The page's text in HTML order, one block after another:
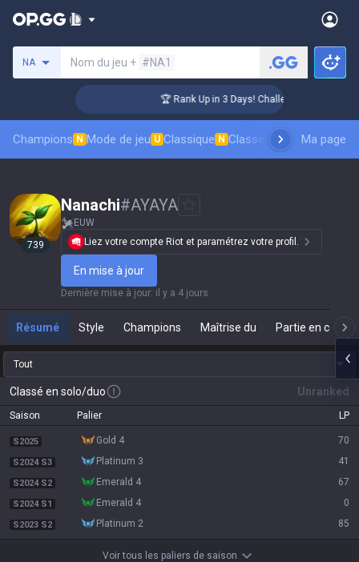
NA Nom du jeu + #NA1
🏆 Rank Up in 3 Days! Challenger Coaching
Champions N Mode de jeu U Classique N Classement des skins
Ma page
739
Nanachi#AYAYA
EUW
Liez votre compte Riot et paramétrez votre profil.
En mise à jour
Dernière mise à jour: il y a 4 jours
Résumé Style Champions Maîtrise du Partie en cours
Tout
Classé en solo/duo Unranked
Saison Palier LP
S2025 gold 4 70
S2024 S3 platinum 3 41
S2024 S2 emerald 4 67
S2024 S1 emerald 4 0
S2023 S2 platinum 2 85
Voir tous les paliers de saison